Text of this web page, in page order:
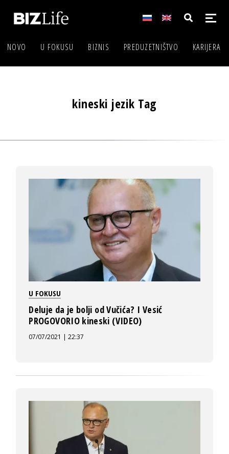
NOVO U FOKUSU BIZNIS PREDUZETNIŠTVO KARIJERA
kineski jezik Tag
U FOKUSU
Deluje da je bolji od Vučića? I Vesić
PROGOVORIO kineski (VIDEO)
07/07/2021 | 22:37